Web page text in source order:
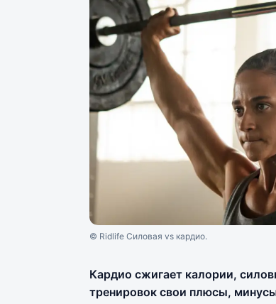
© Ridlife Силовая vs кардио.
Кардио сжигает калории,
тренировок свои плюсы,